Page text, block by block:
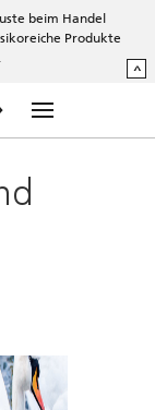
beim Handel
Produkte
^